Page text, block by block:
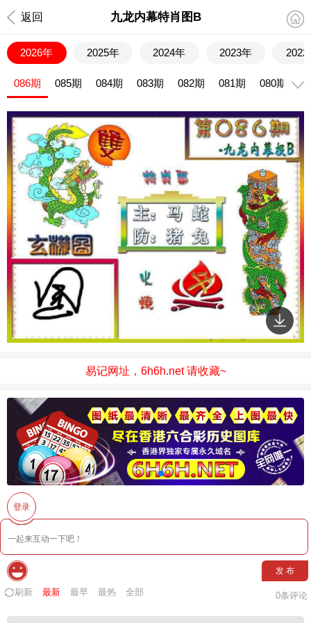
返回 九龙内幕特肖图B
2026年 2025年 2024年 2023年 2022
086期 085期 084期 083期 082期 081期 080期
易记网址，6h6h.net 请收藏~
登录
发 布
刷新 最新 最早 最热 全部 0条评论